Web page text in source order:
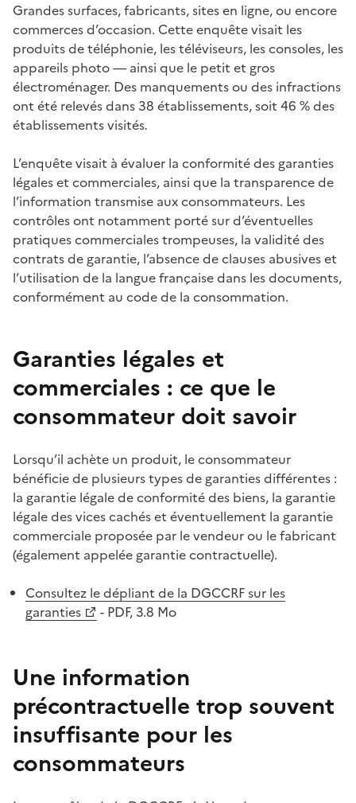
Grandes surfaces, fabricants, sites en ligne, ou encore
commerces d’occasion. Cette enquête visait les
produits de téléphonie, les téléviseurs, les consoles, les
appareils photo — ainsi que le petit et gros
électroménager. Des manquements ou des infractions
ont été relevés dans 38 établissements, soit 46 % des
établissements visités.
L’enquête visait à évaluer la conformité des garanties
légales et commerciales, ainsi que la transparence de
l’information transmise aux consommateurs. Les
contrôles ont notamment porté sur d’éventuelles
pratiques commerciales trompeuses, la validité des
contrats de garantie, l’absence de clauses abusives et
l’utilisation de la langue française dans les documents,
conformément au code de la consommation.
Garanties légales et
commerciales : ce que le
consommateur doit savoir
Lorsqu’il achète un produit, le consommateur
bénéficie de plusieurs types de garanties différentes :
la garantie légale de conformité des biens, la garantie
légale des vices cachés et éventuellement la garantie
commerciale proposée par le vendeur ou le fabricant
(également appelée garantie contractuelle).
Consultez le dépliant de la DGCCRF sur les
garanties
- PDF, 3.8 Mo
Une information
précontractuelle trop souvent
insuffisante pour les
consommateurs